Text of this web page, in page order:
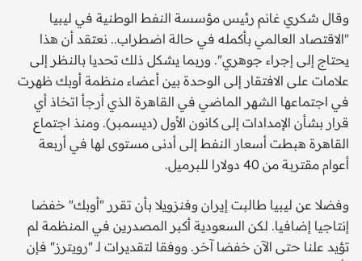
وقال شكري غانم رئيس مؤسسة النفط الوطنية في ليبيا
"الاقتصاد العالمي بأكمله في حالة اضطراب.. نعتقد أن هذا
يحتاج إلى إجراء جوهري". وربما يشكل ذلك تحديا بالنظر إلى
علامات على الافتقار إلى الوحدة بين أعضاء منظمة أوبك ظهرت
في اجتماعها الشهر الماضي في القاهرة الذي أرجأ اتخاذ أي
قرار بشأن الإمدادات إلى كانون الأول (ديسمبر). ومنذ اجتماع
القاهرة هبطت أسعار النفط إلى أدنى مستوى لها في أربعة
أعوام مقتربة من 40 دولارا للبرميل.
وفضلا عن ليبيا طالبت إيران وفنزويلا بأن تقرر "أوبك" خفضا
إنتاجيا إضافيا. لكن السعودية أكبر المصدرين في المنظمة لم
تؤيد علنا حتى الآن خفضا آخر. ووفقا لتقديرات لـ "رويترز" فإن